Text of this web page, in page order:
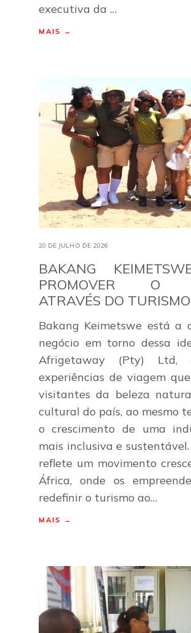
executiva da …
MAIS →
20 DE JULHO DE 2026
BAKANG
PROMOVER O
ATRAVÉS DO TURISMO
Bakang Keimetswe está a
negócio em torno dessa
Afrigetaway (Pty)
experiências de viagem
visitantes da beleza
cultural do país, ao mesmo
o crescimento de uma
mais inclusiva e
reflete um movimento
África, onde os
redefinir o turismo ao…
MAIS →